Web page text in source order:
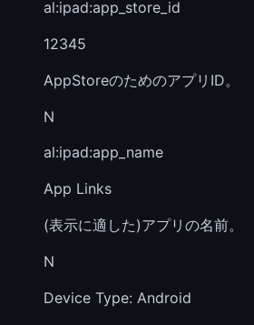
al:ipad:app_store_id
12345
AppStoreのためのアプリID。
N
al:ipad:app_name
App Links
(表示に適した)アプリの名前。
N
Device Type: Android